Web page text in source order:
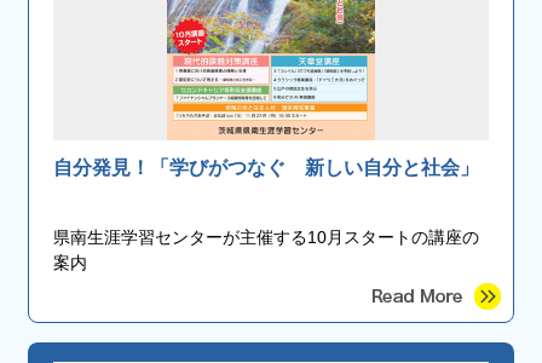
自分発見！「学びがつなぐ 新しい自分と社会」
県南生涯学習センターが主催する10月スタートの講座の
案内